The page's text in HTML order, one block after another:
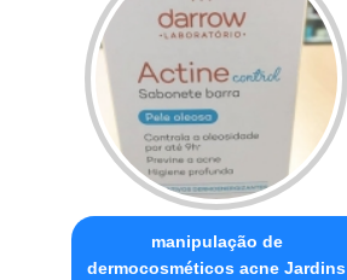
manipulação de
dermocosméticos acne Jardins